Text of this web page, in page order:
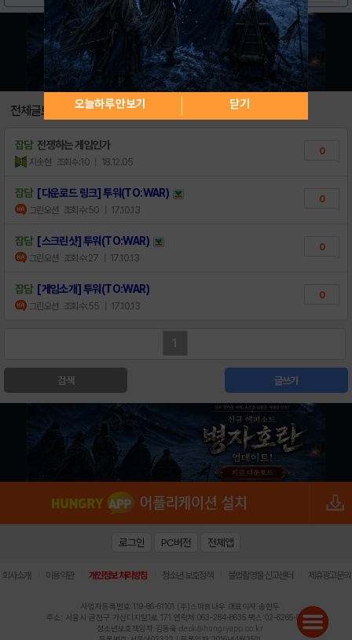
전체글보기
잡담 전쟁하는 게임인가
지솟현 조회수:10 | 18.12.05
0
잡담 [다운로드 링크] 투워(TO:WAR)
그린오션 조회수:50 | 17.10.13
0
잡담 [스크린샷] 투워(TO:WAR)
그린오션 조회수:27 | 17.10.13
0
잡담 [게임소개] 투워(TO:WAR)
그린오션 조회수:55 | 17.10.13
0
1
검색 글쓰기
오늘하루 안보기 닫기
로그인 PC버전 전체앱
회사소개 이용약관 개인정보 처리방침 청소년 보호정책 불법촬영물 신고센터 제휴광고문의
사업자등록번호:119-86-61101 (주)스마트나우 대표이사:송현두
주소: 서울시 금천구 가산디지털1로 171 연락처:063-284-8635 팩스:02-6265-0377
청소년보호책임자:김동욱 desk@hungryapp.co.kr